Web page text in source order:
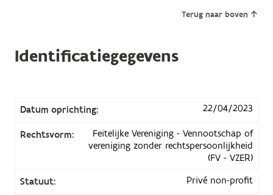
Terug naar boven
Identificatiegegevens
Datum oprichting: 22/04/2023
Rechtsvorm:
Feitelijke Vereniging - Vennootschap of
vereniging zonder rechtspersoonlijkheid
(FV - VZER)
Statuut:
Privé non-profit